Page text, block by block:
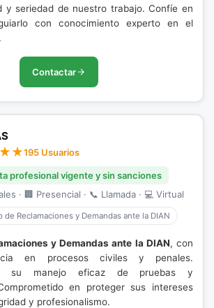
y seriedad de nuestro trabajo. Confíe en
con conocimiento experto en el
Contactar
195 Usuarios
profesional vigente y sin sanciones
· 🏢 Presencial · 📞 Llamada · 💻 Virtual
de Reclamaciones y Demandas ante la DIAN
y Demandas ante la DIAN, con
en procesos civiles y penales.
su manejo eficaz de pruebas y
en proteger sus intereses
y profesionalismo.